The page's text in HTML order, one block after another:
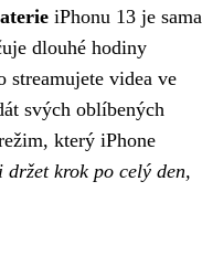
iPhonu 13 je sama
dlouhé hodiny
streamujete videa ve
svých oblíbených
který iPhone
krok po celý den,